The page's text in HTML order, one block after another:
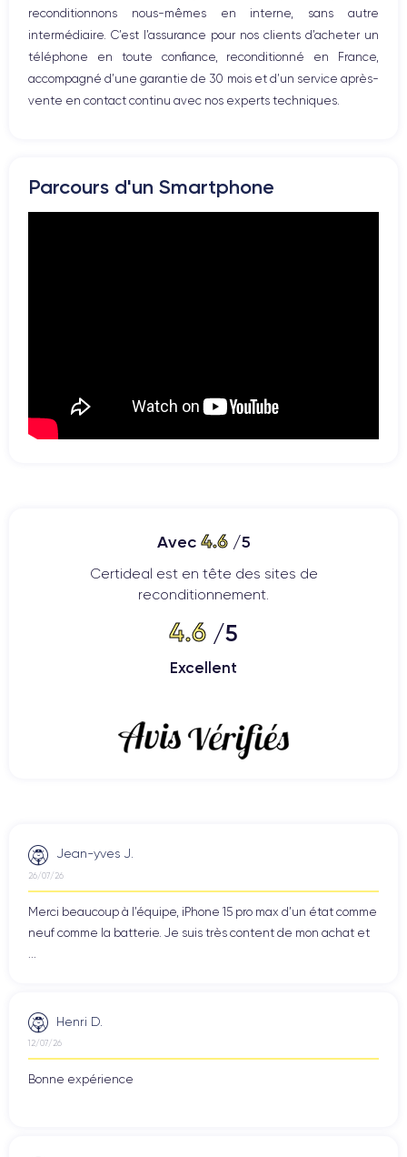
Batterie Dual SIM
Réseau mobile
LTE/4G
Oui, tous opérateurs
reconditionnons nous-mêmes en interne, sans autre
intermédiaire. C’est l’assurance pour nos clients d’acheter un
téléphone en toute confiance, reconditionné en France,
accompagné d’une garantie de 30 mois et d’un service après-
vente en contact continu avec nos experts techniques.
Parcours d'un Smartphone
Avec 4.6/5
Certideal est en tête des sites de
reconditionnement.
4.6 /5
Excellent
Jean-yves J.
26/07/26
Merci beaucoup à l’équipe, iPhone 15 pro max d’un état comme
neuf comme la batterie. Je suis très content de mon achat et
Henri D.
12/07/26
Bonne expérience